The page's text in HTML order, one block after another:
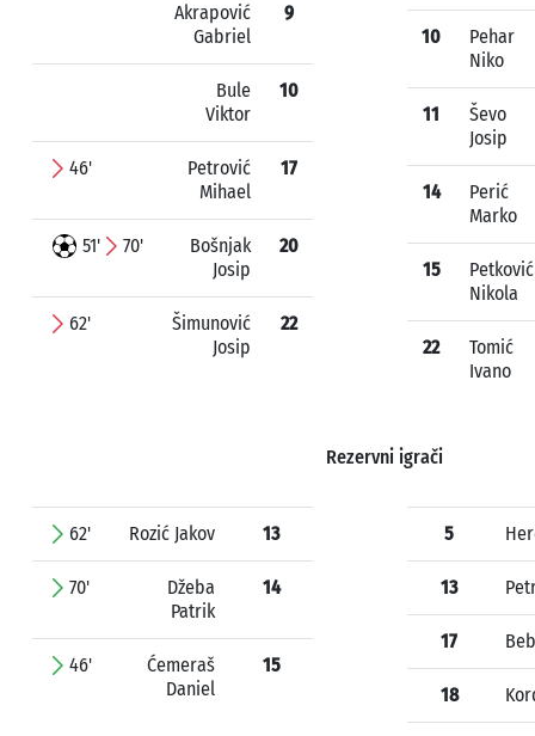
Akrapović
Gabriel
9
Bule
Viktor
10
46'
Petrović
Mihael
17
51' 70'
Bošnjak
Josip
20
62'
Šimunović
Josip
22
10
Pehar
Niko
11
Ševo
Josip
14
Perić
Marko
15
Petković
Nikola
22
Tomić
Ivano
Rezervni igrači
62' Rozić Jakov 13
70'
Džeba
Patrik
14
46'
Ćemeraš
Daniel
15
5
13
17
18